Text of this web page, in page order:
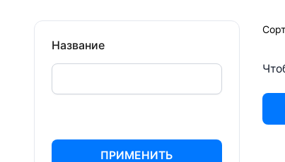
Название
ПРИМЕНИТЬ